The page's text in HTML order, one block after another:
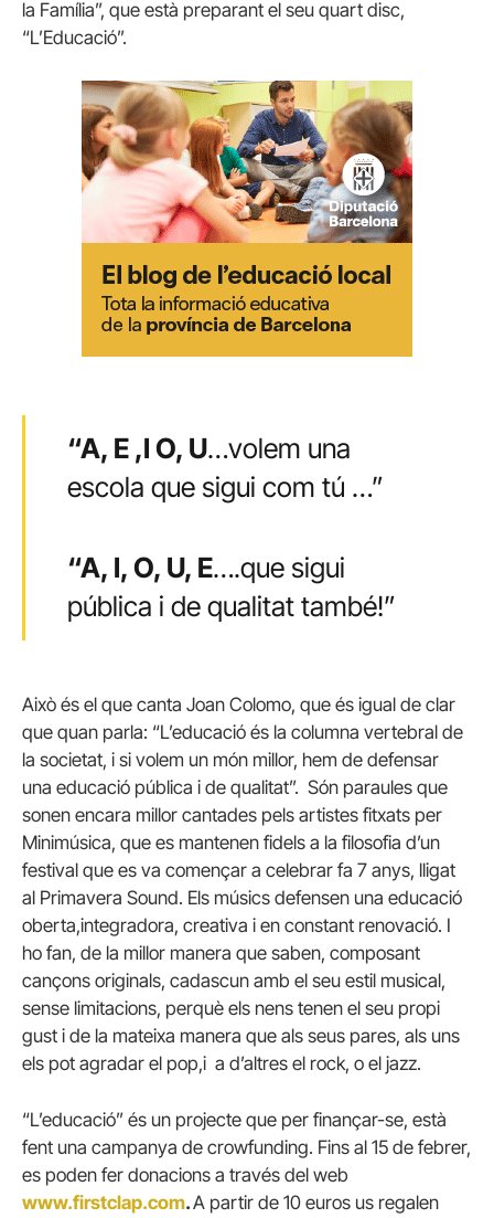
la Família”, que està preparant el seu quart disc,
“L’Educació”.
“A, E ,I O, U…volem una
escola que sigui com tú …”
“A, I, O, U, E….que sigui
pública i de qualitat també!”
Això és el que canta Joan Colomo, que és igual de clar
que quan parla: “L’educació és la columna vertebral de
la societat, i si volem un món millor, hem de defensar
una educació pública i de qualitat”. Són paraules que
sonen encara millor cantades pels artistes fitxats per
Minimúsica, que es mantenen fidels a la filosofia d’un
festival que es va començar a celebrar fa 7 anys, lligat
al Primavera Sound. Els músics defensen una educació
oberta,integradora, creativa i en constant renovació. I
ho fan, de la millor manera que saben, composant
cançons originals, cadascun amb el seu estil musical,
sense limitacions, perquè els nens tenen el seu propi
gust i de la mateixa manera que als seus pares, als uns
els pot agradar el pop,i a d’altres el rock, o el jazz.
“L’educació” és un projecte que per finançar-se, està
fent una campanya de crowfunding. Fins al 15 de febrer,
es poden fer donacions a través del web
www.firstclap.com.A partir de 10 euros us regalen